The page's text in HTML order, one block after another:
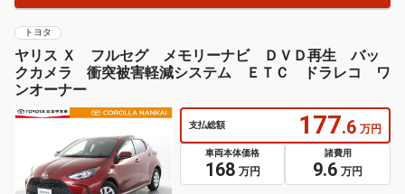
トヨタ
ヤリス Ｘ フルセグ メモリーナビ ＤＶＤ再生 バッ
クカメラ 衝突被害軽減システム ＥＴＣ ドラレコ ワ
ンオーナー
支払総額 177.6 万円
車両本体価格
168 万円
諸費用
9.6 万円